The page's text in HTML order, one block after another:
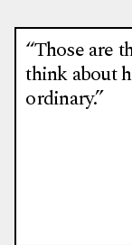
“Those are
think about
ordinary.”